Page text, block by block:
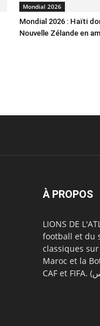
Mondial 2026
Mondial 2026 : Haïti
Nouvelle Zélande en
À PROPOS
LIONS DE
football et du
classiques
Maroc et la